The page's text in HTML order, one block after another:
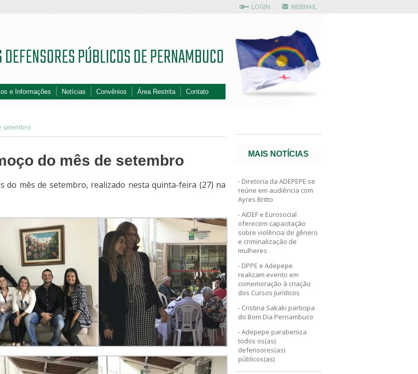
LOGIN WEBMAIL
e Informações Notícias Convênios Área Restrita Contato
PÚBLICOS DE PERNAMBUCO
setembro
do mês de setembro
do mês de setembro, realizado nesta quinta-feira (27) na
MAIS NOTÍCIAS
Diretoria da ADEPEPE se
reúne em audiência com
Ayres Britto
AIDEF e Eurosocial
oferecem capacitação
sobre violência de gênero
e criminalização de
mulheres
DPPE e Adepepe
realizam evento em
comemoração à criação
dos Cursos Jurídicos
Cristina Sakaki participa
do Bom Dia Pernambuco
Adepepe parabeniza
todos os(as)
defensores(as)
públicos(as)